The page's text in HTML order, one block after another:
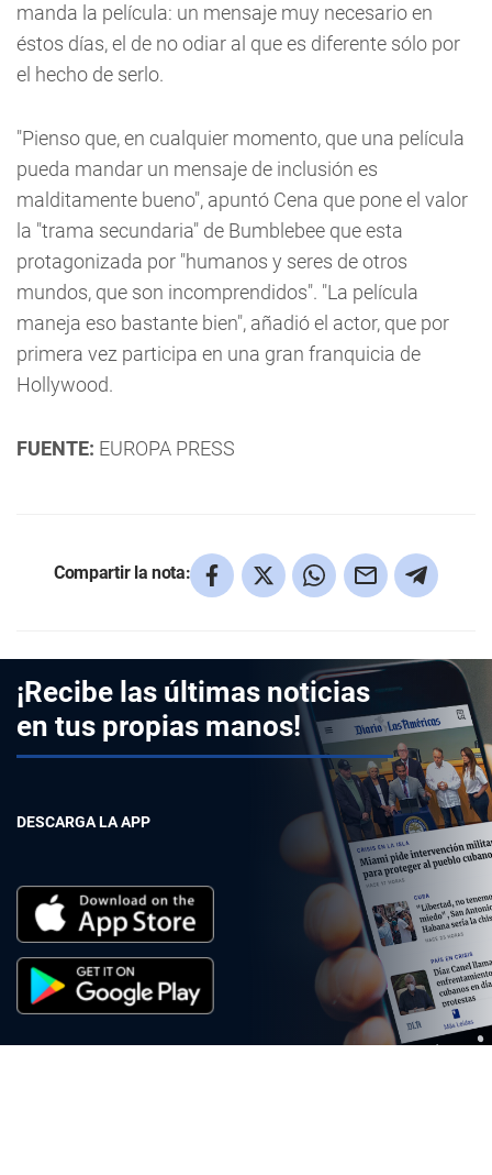
manda la película: un mensaje muy necesario en
éstos días, el de no odiar al que es diferente sólo por
el hecho de serlo.
"Pienso que, en cualquier momento, que una película
pueda mandar un mensaje de inclusión es
malditamente bueno", apuntó Cena que pone el valor
la "trama secundaria" de Bumblebee que esta
protagonizada por "humanos y seres de otros
mundos, que son incomprendidos". "La película
maneja eso bastante bien", añadió el actor, que por
primera vez participa en una gran franquicia de
Hollywood.
FUENTE: EUROPA PRESS
Compartir la nota:
¡Recibe las últimas noticias
en tus propias manos!
DESCARGA LA APP